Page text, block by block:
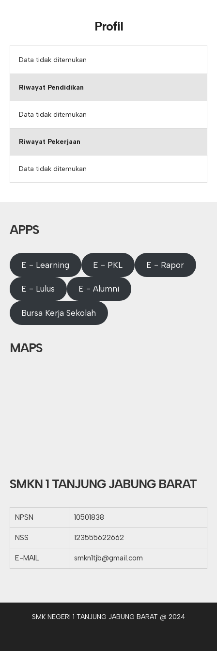
Profil
Data tidak ditemukan
Riwayat Pendidikan
Data tidak ditemukan
Riwayat Pekerjaan
Data tidak ditemukan
APPS
E - Learning E - PKL E - Rapor
E - Lulus E - Alumni
Bursa Kerja Sekolah
MAPS
SMKN 1 TANJUNG JABUNG BARAT
NPSN 10501838
NSS 123555622662
E-MAIL smkn1tjb@gmail.com
SMK NEGERI 1 TANJUNG JABUNG BARAT @ 2024